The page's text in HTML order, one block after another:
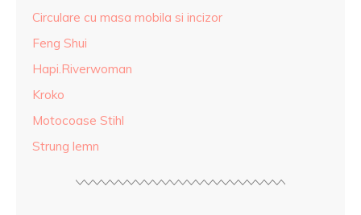
Circulare cu masa mobila si incizor
Feng Shui
Hapi.Riverwoman
Kroko
Motocoase Stihl
Strung lemn